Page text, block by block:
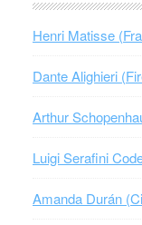
Henri Matisse
Dante Alighieri
Arthur
Luigi Serafini
Amanda Durán